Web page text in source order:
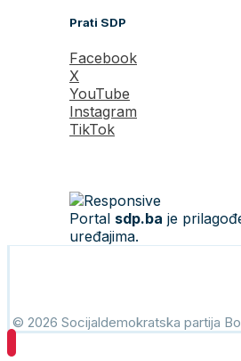
Prati SDP
Facebook
X
YouTube
Instagram
TikTok
Portal sdp.ba je
uređajima.
© 2026 Socijaldemokratska partija